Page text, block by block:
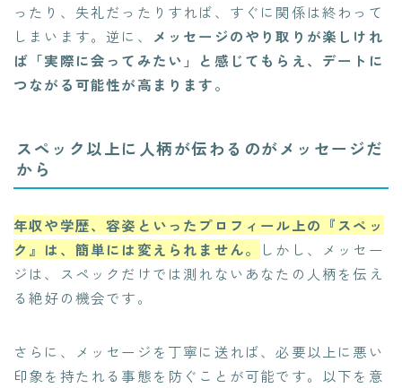
ったり、失礼だったりすれば、すぐに関係は終わって
しまいます。逆に、 メッセージのやり取りが楽しけれ
ば「実際に会ってみたい」と感じてもらえ、デートに
つながる可能性が高まります。
スペック以上に人柄が伝わるのがメッセージだ
から
年収や学歴、容姿といったプロフィール上の『スペッ
ク』は、簡単には変えられません。
しかし、メッセー
ジは、スペックだけでは測れないあなたの人柄を伝え
る絶好の機会です。
さらに、メッセージを丁寧に送れば、必要以上に悪い
印象を持たれる事態を防ぐことが可能です。以下を意